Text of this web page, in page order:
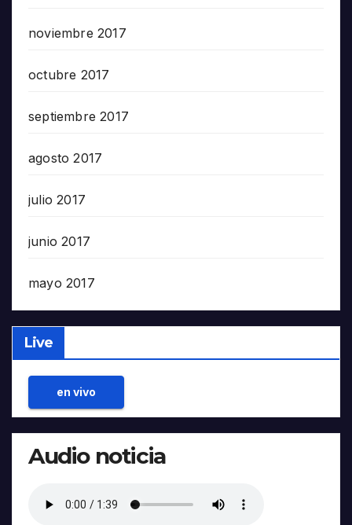
noviembre 2017
octubre 2017
septiembre 2017
agosto 2017
julio 2017
junio 2017
mayo 2017
Live
en vivo
Audio noticia